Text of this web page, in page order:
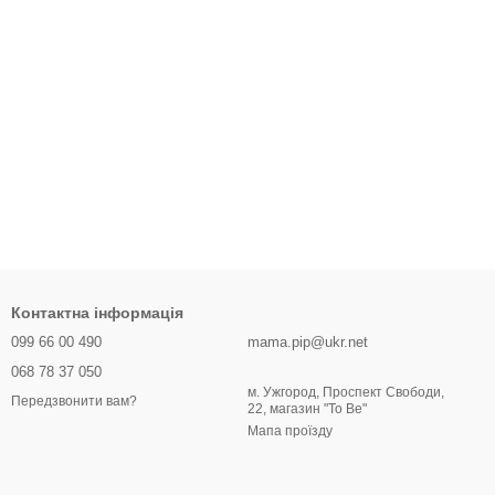
Контактна інформація
099 66 00 490
068 78 37 050
Передзвонити вам?
mama.pip@ukr.net
м. Ужгород, Проспект Свободи,
22, магазин "To Be"
Мапа проїзду